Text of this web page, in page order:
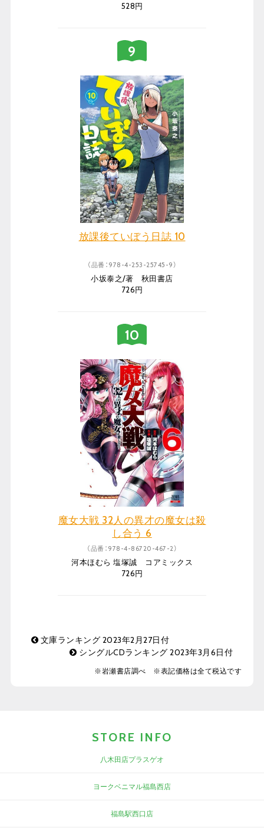
528円
放課後ていぼう日誌 10
（品番：978-4-253-25745-9）
小坂泰之/著 秋田書店
726円
魔女大戦 32人の異才の魔女は殺
し合う 6
（品番：978-4-86720-467-2）
河本ほむら 塩塚誠 コアミックス
726円
文庫ランキング 2023年2月27日付
シングルCDランキング 2023年3月6日付
※岩瀬書店調べ ※表記価格は全て税込です
STORE INFO
八木田店プラスゲオ
ヨークベニマル福島西店
福島駅西口店